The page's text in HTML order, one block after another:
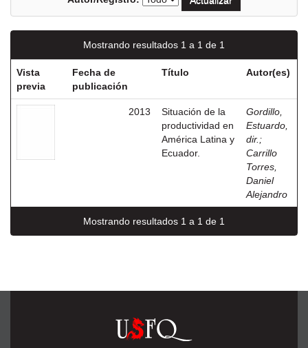
Mostrando resultados 1 a 1 de 1
Vista
previa
Fecha de
publicación
Título Autor(es)
2013
Situación de la
productividad en
América Latina y
Ecuador.
Gordillo,
Estuardo,
dir. ;
Carrillo
Torres,
Daniel
Alejandro
Mostrando resultados 1 a 1 de 1